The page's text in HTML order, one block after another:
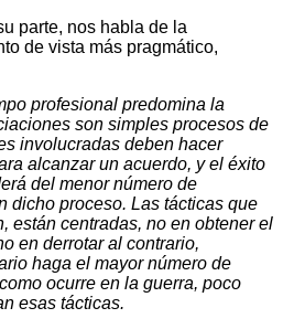
parte, nos habla de la
de vista más pragmático,
profesional predomina la
son simples procesos de
involucradas deben hacer
alcanzar un acuerdo, y el éxito
del menor número de
dicho proceso. Las tácticas que
están centradas, no en obtener el
en derrotar al contrario,
haga el mayor número de
ocurre en la guerra, poco
esas tácticas.